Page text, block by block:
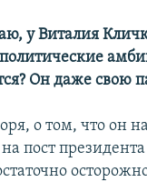
у Виталия
Он даже свою
о том, что он
на пост